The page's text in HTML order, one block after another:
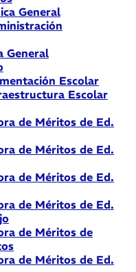
General
General
Escolar
Escolar
de Méritos de Ed.
de Méritos de Ed.
de Méritos de Ed.
de Méritos de Ed.
de Méritos de
de Méritos de Ed.